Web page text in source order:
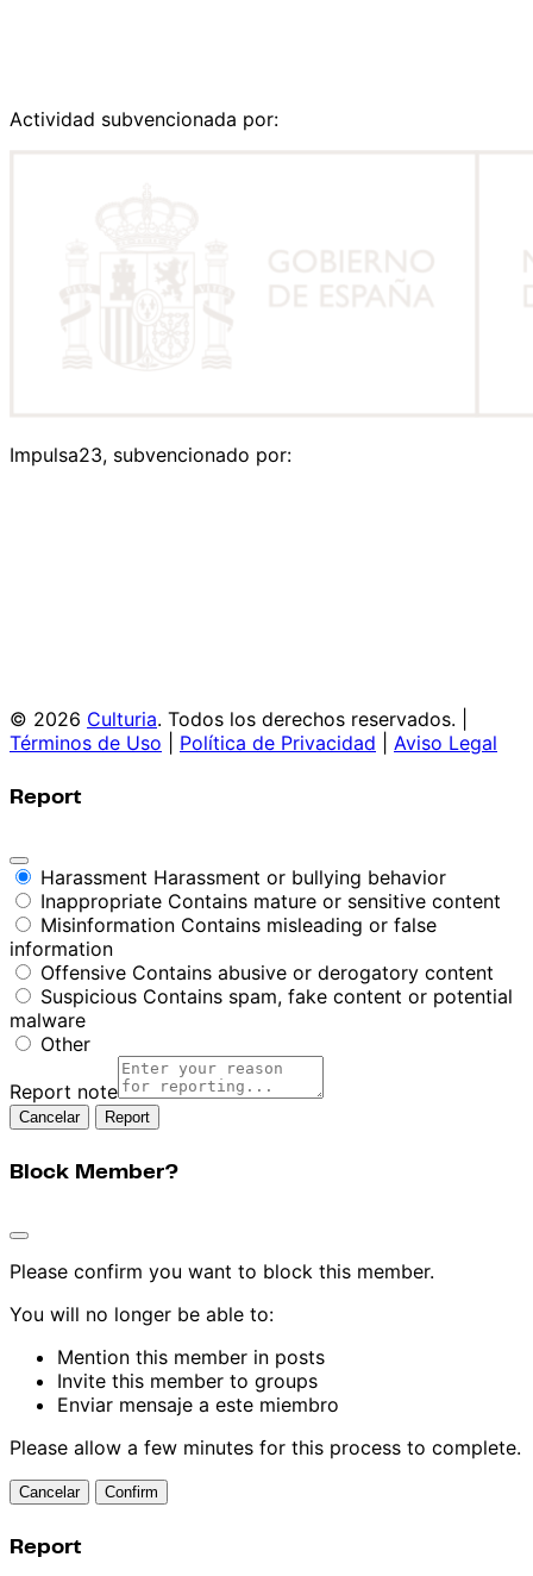
Actividad subvencionada por:
Impulsa23, subvencionado por:
© 2026 Culturia. Todos los derechos reservados. |
Términos de Uso
Política de Privacidad Aviso Legal
Report
Harassment Harassment or bullying behavior
Inappropriate Contains mature or sensitive content
Misinformation Contains misleading or false
information
Offensive Contains abusive or derogatory content
Suspicious Contains spam, fake content or potential
malware
Other
Report note
Report
Block Member?
Please confirm you want to block this member.
You will no longer be able to:
Mention this member in posts
Invite this member to groups
Enviar mensaje a este miembro
Please allow a few minutes for this process to complete.
Confirm
Report